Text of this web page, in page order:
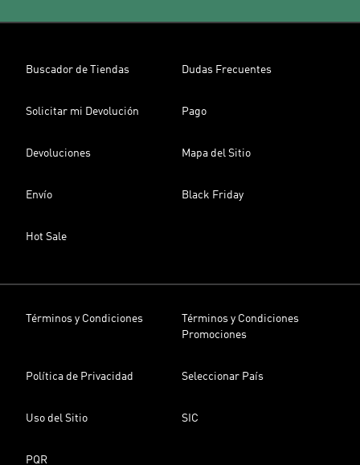
Buscador de Tiendas Dudas Frecuentes
Solicitar mi Devolución Pago
Devoluciones Mapa del Sitio
Envío Black Friday
Hot Sale
Términos y Condiciones
Términos y Condiciones
Promociones
Política de Privacidad Seleccionar País
Uso del Sitio SIC
PQR